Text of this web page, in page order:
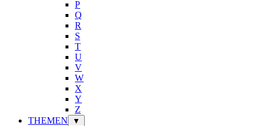
P
Q
R
S
T
U
V
W
X
Y
Z
THEMEN
▼